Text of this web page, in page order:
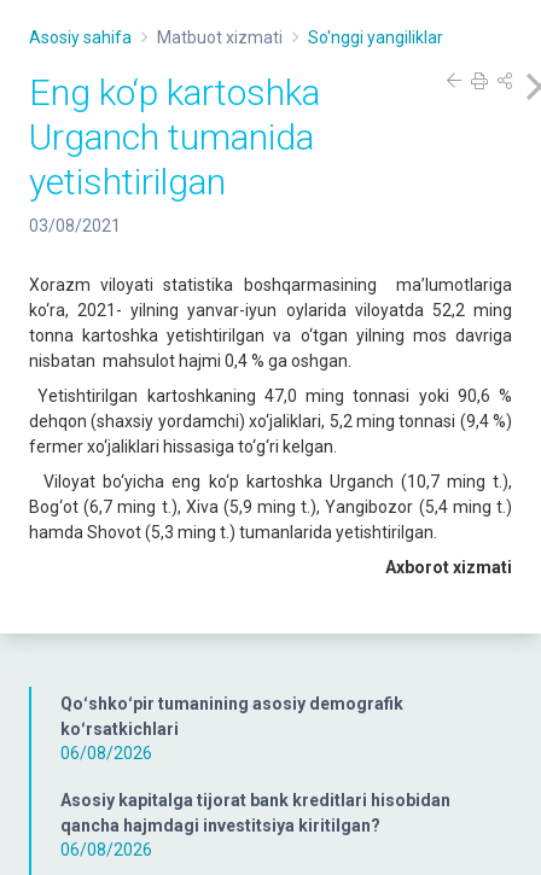
Qoʻshkoʻpir tumanining asosiy demografik
koʻrsatkichlari
06/08/2026
Asosiy kapitalga tijorat bank kreditlari hisobidan
qancha hajmdagi investitsiya kiritilgan?
06/08/2026
Asosiy sahifa Matbuot xizmati So'nggi yangiliklar
Eng ko‘p kartoshka
Urganch tumanida
yetishtirilgan
03/08/2021
Xorazm viloyati statistika boshqarmasining ma’lumotlariga
ko‘ra, 2021- yilning yanvar-iyun oylarida viloyatda 52,2 ming
tonna kartoshka yetishtirilgan va o‘tgan yilning mos davriga
nisbatan mahsulot hajmi 0,4 % ga oshgan.
Yetishtirilgan kartoshkaning 47,0 ming tonnasi yoki 90,6 %
dehqon (shaxsiy yordamchi) xo‘jaliklari, 5,2 ming tonnasi (9,4 %)
fermer xo‘jaliklari hissasiga to‘g‘ri kelgan.
Viloyat bo‘yicha eng ko‘p kartoshka Urganch (10,7 ming t.),
Bog‘ot (6,7 ming t.), Xiva (5,9 ming t.), Yangibozor (5,4 ming t.)
hamda Shovot (5,3 ming t.) tumanlarida yetishtirilgan.
Axborot xizmati